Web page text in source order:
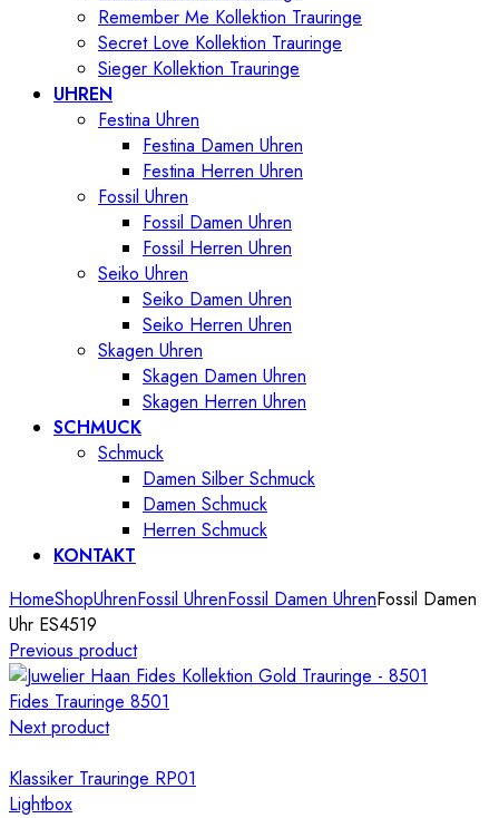
Remember Me Kollektion Trauringe
Secret Love Kollektion Trauringe
Sieger Kollektion Trauringe
UHREN
Festina Uhren
Festina Damen Uhren
Festina Herren Uhren
Fossil Uhren
Fossil Damen Uhren
Fossil Herren Uhren
Seiko Uhren
Seiko Damen Uhren
Seiko Herren Uhren
Skagen Uhren
Skagen Damen Uhren
Skagen Herren Uhren
SCHMUCK
Schmuck
Damen Silber Schmuck
Damen Schmuck
Herren Schmuck
KONTAKT
HomeShopUhrenFossil UhrenFossil Damen UhrenFossil Damen
Uhr ES4519
Previous product
Fides Trauringe 8501
Next product
Klassiker Trauringe RP01
Lightbox